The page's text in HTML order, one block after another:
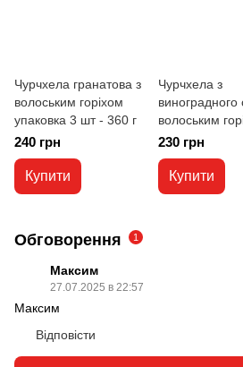
Чурчхела гранатова з
волоським горіхом
упаковка 3 шт - 360 г
240 грн
Купити
Чурчхела з
виноградного
волоським
упаковка 3 шт
230 грн
Купити
Обговорення 1
Максим
27.07.2025 в 22:57
Максим
Відповісти